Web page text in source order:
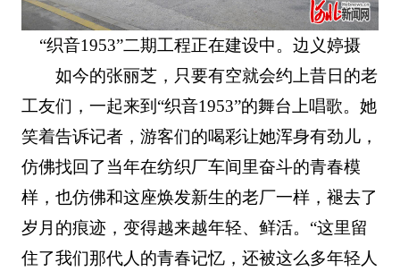
“织音1953”二期工程正在建设中。边义婷摄
如今的张丽芝，只要有空就会约上昔日的老
工友们，一起来到“织音1953”的舞台上唱歌。她
笑着告诉记者，游客们的喝彩让她浑身有劲儿，
仿佛找回了当年在纺织厂车间里奋斗的青春模
样，也仿佛和这座焕发新生的老厂一样，褪去了
岁月的痕迹，变得越来越年轻、鲜活。“这里留
住了我们那代人的青春记忆，还被这么多年轻人